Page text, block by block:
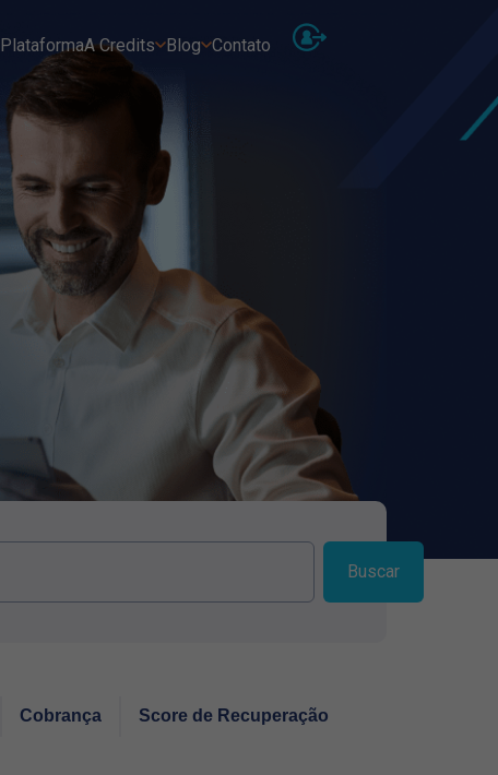
PlataformaA Credits Blog Contato
Buscar
Cobrança Score de Recuperação